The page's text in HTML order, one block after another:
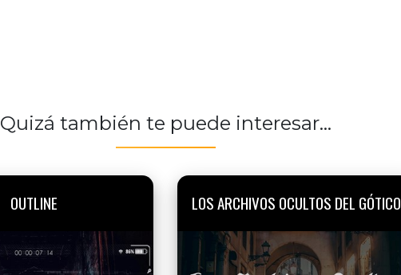
Quizá también te puede interesar...
OUTLINE LOS ARCHIVOS OCULTOS DEL GÓTICO